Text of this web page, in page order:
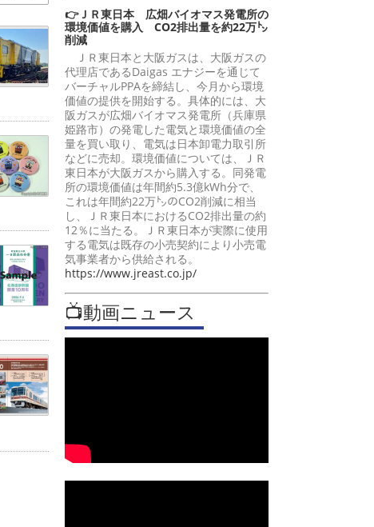
👉ＪＲ東日本 広畑バイオマス発電所の
環境価値を購入 CO2排出量を約22万㌧
削減
ＪＲ東日本と大阪ガスは、大阪ガスの
代理店であるDaigas エナジーを通じて
バーチャルPPAを締結し、今月から環境
価値の提供を開始する。具体的には、大
阪ガスが広畑バイオマス発電所（兵庫県
姫路市）の発電した電気と環境価値の全
量を買い取り、電気は日本卸電力取引所
などに売却。環境価値については、ＪＲ
東日本が大阪ガスから購入する。同発電
所の環境価値は年間約5.3億kWh分で、
これは年間約22万㌧のCO2削減に相当
し、ＪＲ東日本におけるCO2排出量の約
12％に当たる。ＪＲ東日本が実際に使用
する電気は既存の小売契約により小売電
気事業者から供給される。
https://www.jreast.co.jp/
📺動画ニュース